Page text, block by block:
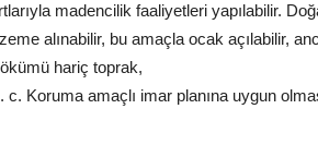
madencilik faaliyetleri yapılabilir.
alınabilir, bu amaçla ocak açılabilir,
hariç toprak,
Koruma amaçlı imar planına uygun